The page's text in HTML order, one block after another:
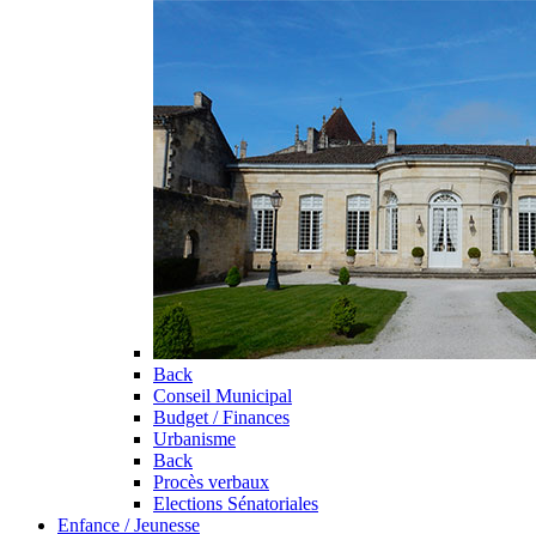
Back
Conseil Municipal
Budget / Finances
Urbanisme
Back
Procès verbaux
Elections Sénatoriales
Enfance / Jeunesse